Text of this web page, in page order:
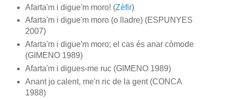
Afarta'm i digue'm moro! (Zèfir)
Afarta'm i digue'm moro (o lladre) (ESPUNYES
2007)
Afarta'm i digue'm moro; el cas és anar còmode
(GIMENO 1989)
Afarta'm i digues-me ruc (GIMENO 1989)
Anant jo calent, me'n ric de la gent (CONCA
1988)